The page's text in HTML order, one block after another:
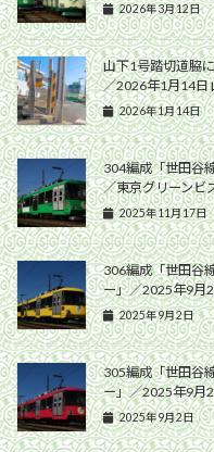
2026年3月12日
山下1号踏切道脇
／2026年1月14日
2026年1月14日
304編成「世田谷
／東京グリーンビ
2025年11月17日
306編成「世田谷
ー」／2025年9月
2025年9月2日
305編成「世田谷
ー」／2025年9月
2025年9月2日